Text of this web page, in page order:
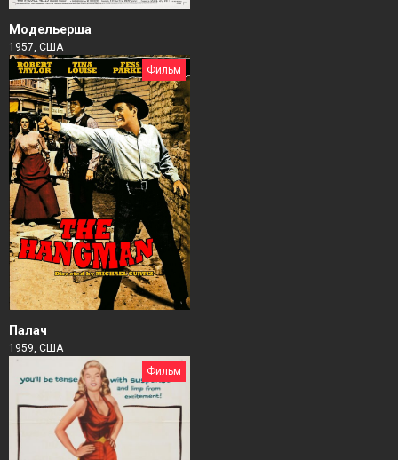
Модельерша
1957, США
Фильм
Палач
1959, США
Фильм